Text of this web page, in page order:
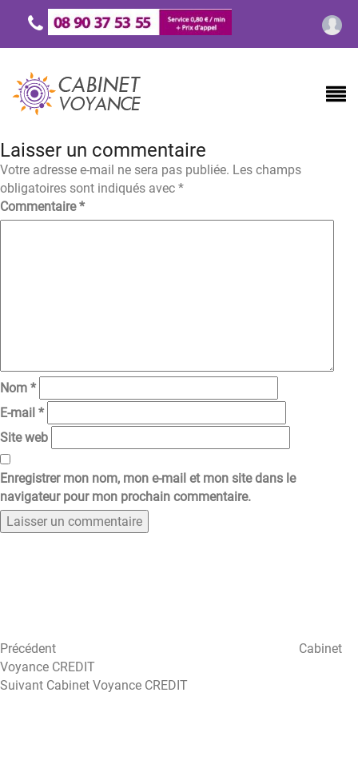
Laisser un commentaire
Votre adresse e-mail ne sera pas publiée. Les champs
obligatoires sont indiqués avec *
Commentaire*
Nom *
E-mail *
Site web
Enregistrer mon nom, mon e-mail et mon site dans le
navigateur pour mon prochain commentaire.
Précédent
Cabinet
Voyance CREDIT
Article
Suivant Cabinet Voyance CREDIT